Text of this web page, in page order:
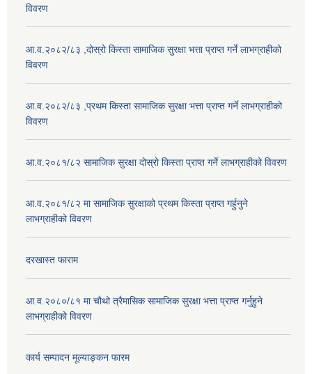
विवरण
आ.व.२०८२/८३ ,दोस्रो किस्ता सामाजिक सुरक्षा भत्ता प्राप्त गर्ने लाभग्राहीको
विवरण
आ.व.२०८२/८३ ,प्रथम किस्ता सामाजिक सुरक्षा भत्ता प्राप्त गर्ने लाभग्राहीको
विवरण
आ.व.२०८१/८२ सामाजिक सुरक्षा दोस्रो किस्ता प्राप्त गर्ने लाभग्राहीको विवरण
आ.व.२०८१/८२ मा सामाजिक सुरक्षाको प्रथम किस्ता प्राप्त गर्हुनुने
लाभग्राहीको विवरण
दरखास्त फाराम
आ.व.२०८०/८१ मा चौथो त्रैमासिक सामाजिक सुरक्षा भत्ता प्राप्त गर्नुहुने
लाभग्राहीको विवरण
कार्य सम्पादन मूल्याङ्कन फारम